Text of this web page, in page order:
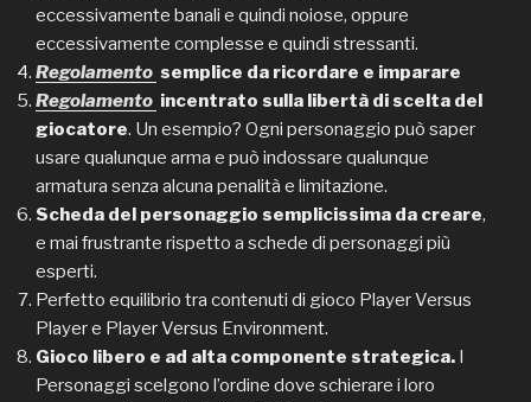
eccessivamente banali e quindi noiose, oppure
eccessivamente complesse e quindi stressanti.
Regolamento semplice da ricordare e imparare
Regolamento incentrato sulla libertà di scelta del
giocatore. Un esempio? Ogni personaggio può saper
usare qualunque arma e può indossare qualunque
armatura senza alcuna penalità e limitazione.
Scheda del personaggio semplicissima da creare,
e mai frustrante rispetto a schede di personaggi più
esperti.
Perfetto equilibrio tra contenuti di gioco Player Versus
Player e Player Versus Environment.
Gioco libero e ad alta componente strategica. I
Personaggi scelgono l’ordine dove schierare i loro